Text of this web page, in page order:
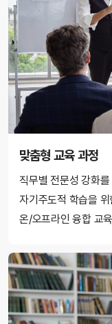
맞춤형 교육 과정
직무별 전문성 강화
자기주도적 학습을
온/오프라인 융합 교